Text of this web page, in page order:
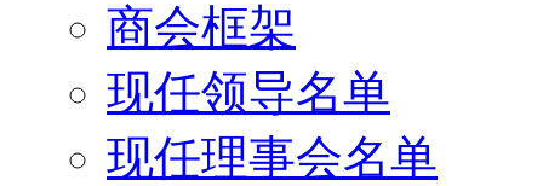
商会框架
现任领导名单
现任理事会名单